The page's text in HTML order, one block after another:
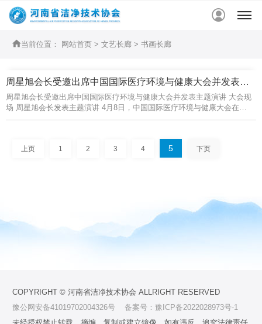

当前位置： 网站首页 > 文艺长廊 > 书画长廊
周星旭会长受邀出席中国国际医疗环境与健康大会并发表主题演...
周星旭会长受邀出席中国国际医疗环境与健康大会并发表主题演讲 大会现
场 周星旭会长发表主题演讲 4月8日，中国国际医疗环境与健康大会在郑
上页 1 2 3 4 5 下页
COPYRIGHT © 河南省洁净技术协会 ALLRIGHT RESERVED
豫公网安备41019702004326号
备案号：豫ICP备2022028973号-1